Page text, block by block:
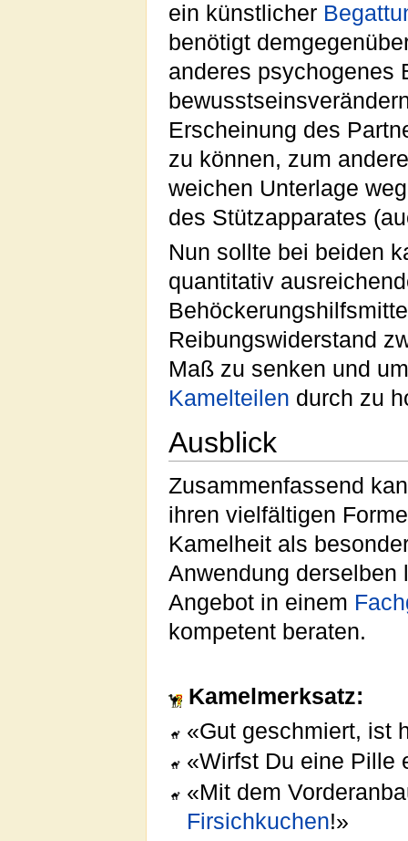
ein künstlicher
benötigt
anderes psychogenes
Erscheinung des
zu können, zum
weichen Unterlage
des Stützapparates
Nun sollte bei beiden
quantitativ
Reibungswiderstand
Maß zu senken und
Kamelteilen durch zu
Ausblick
Zusammenfassend
ihren vielfältigen
Kamelheit als
Anwendung
Angebot in einem
kompetent beraten.
Kamelmerksatz:
«Gut geschmiert, ist
«Wirfst Du eine Pille
«Mit dem
Firsichkuchen!»